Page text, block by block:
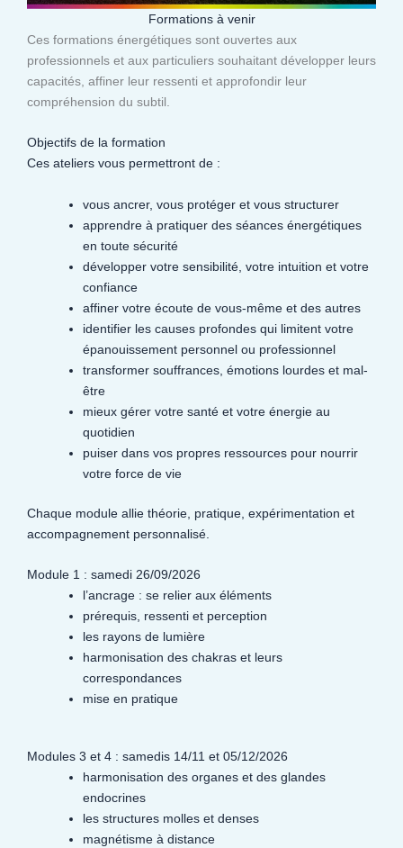
Formations à venir
Ces formations énergétiques sont ouvertes aux
professionnels et aux particuliers souhaitant développer leurs
capacités, affiner leur ressenti et approfondir leur
compréhension du subtil.​
Objectifs de la formation
Ces ateliers vous permettront de :
vous ancrer, vous protéger et vous structurer
apprendre à pratiquer des séances énergétiques
en toute sécurité
développer votre sensibilité, votre intuition et votre
confiance
affiner votre écoute de vous-même et des autres
identifier les causes profondes qui limitent votre
épanouissement personnel ou professionnel
transformer souffrances, émotions lourdes et mal-
être
mieux gérer votre santé et votre énergie au
quotidien
puiser dans vos propres ressources pour nourrir
votre force de vie
Chaque module allie théorie, pratique, expérimentation et
accompagnement personnalisé.
Module 1 : samedi 26/09/2026
l’ancrage : se relier aux éléments
prérequis, ressenti et perception
les rayons de lumière
harmonisation des chakras et leurs
correspondances
mise en pratique
Modules 3 et 4 : samedis 14/11 et 05/12/2026
harmonisation des organes et des glandes
endocrines
les structures molles et denses
magnétisme à distance